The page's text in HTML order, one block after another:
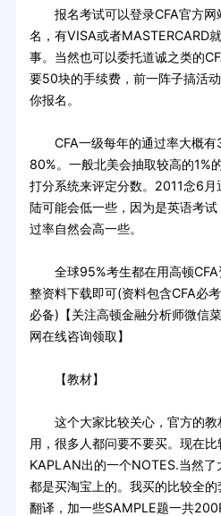
报名考试可以登录CFA官方网
名，有VISA或者MASTERCARD
事。当然也可以委托道诚之类的
要50块的手续费，前一阵子搞活
你报名。
CFA一级每年的通过率大概有
80%。一般北美会抽取较高的1%
打分系统来评定分数。2011念6
陆可能会低一些，因为是英语考
过率自然会高一些。
全球95%考生都在用高顿CFA
整资料下载即可(资料包含CFA必
必备)【关注高顿金融分析师微信
网在线咨询领取】
【教材】
这个大家比较关心，官方的教
用，很多人都问要不要买。现在
KAPLAN出的一个NOTES.当然了
都是买淘宝上的。我买的比较全
翻译，加一些SAMPLE题一共